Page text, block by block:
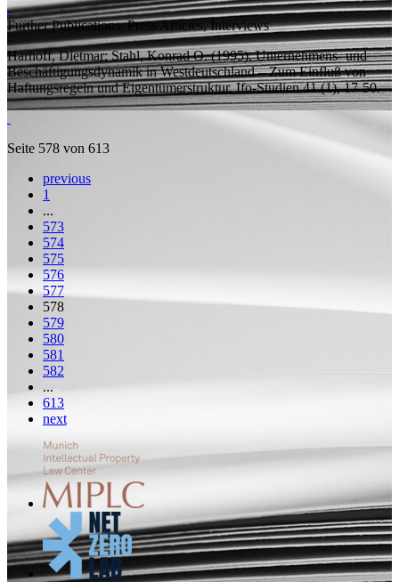
Further Publications, Press Articles, Interviews
Harhoff, Dietmar;Stahl, Konrad O.(1995). Unternehmens- und
Beschäftigungsdynamik in Westdeutschland – Zum Einfluß von
Haftungsregeln und Eigentümerstruktur,Ifo-Studien41 (1), 17-50.
Seite 578 von 613
previous
1
...
573
574
575
576
577
578
579
580
581
582
...
613
next